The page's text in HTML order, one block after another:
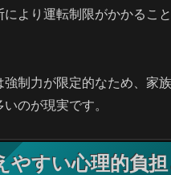
より運転制限がかかるこ
強制力が限定的なため、家
のが現実です。
やすい心理的負担